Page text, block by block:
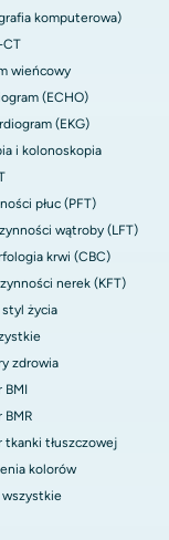
komputerowa)
CT
wieńcowy
(ECHO)
(EKG)
i kolonoskopia
płuc (PFT)
wątroby (LFT)
krwi (CBC)
nerek (KFT)
życia
zdrowia
BMI
BMR
tkanki tłuszczowej
kolorów